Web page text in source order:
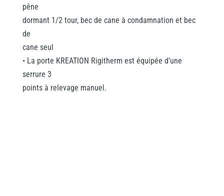
pêne
dormant 1/2 tour, bec de cane à condamnation et bec
de
cane seul
• La porte KREATION Rigitherm est équipée d’une
serrure 3
points à relevage manuel.